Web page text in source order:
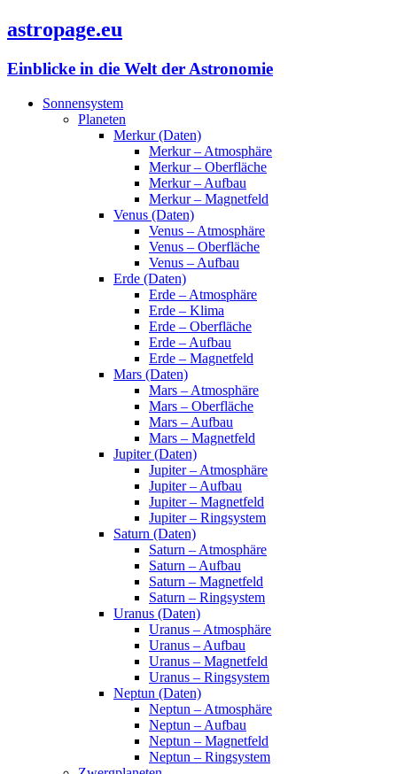
astropage.eu
Einblicke in die Welt der Astronomie
Sonnensystem
Planeten
Merkur (Daten)
Merkur – Atmosphäre
Merkur – Oberfläche
Merkur – Aufbau
Merkur – Magnetfeld
Venus (Daten)
Venus – Atmosphäre
Venus – Oberfläche
Venus – Aufbau
Erde (Daten)
Erde – Atmosphäre
Erde – Klima
Erde – Oberfläche
Erde – Aufbau
Erde – Magnetfeld
Mars (Daten)
Mars – Atmosphäre
Mars – Oberfläche
Mars – Aufbau
Mars – Magnetfeld
Jupiter (Daten)
Jupiter – Atmosphäre
Jupiter – Aufbau
Jupiter – Magnetfeld
Jupiter – Ringsystem
Saturn (Daten)
Saturn – Atmosphäre
Saturn – Aufbau
Saturn – Magnetfeld
Saturn – Ringsystem
Uranus (Daten)
Uranus – Atmosphäre
Uranus – Aufbau
Uranus – Magnetfeld
Uranus – Ringsystem
Neptun (Daten)
Neptun – Atmosphäre
Neptun – Aufbau
Neptun – Magnetfeld
Neptun – Ringsystem